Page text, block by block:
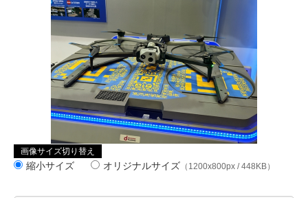
画像サイズ切り替え
縮小サイズ オリジナルサイズ （1200x800px / 448KB）